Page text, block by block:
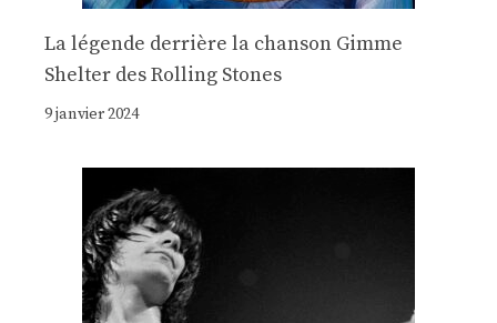
La légende derrière la chanson Gimme
Shelter des Rolling Stones
9 janvier 2024